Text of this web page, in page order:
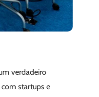
verdadeiro
startups e